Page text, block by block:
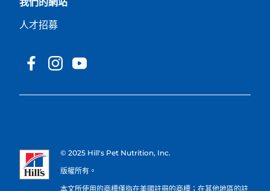
人才招募
© 2025 Hill's Pet Nutrition, Inc.
版權所有。
本文所使用的商標僅指在美國註冊的商標；在其他地區的註